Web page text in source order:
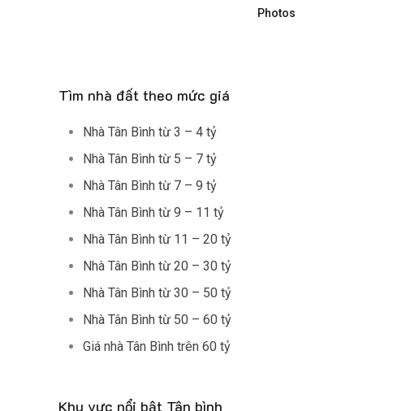
Photos
Tìm nhà đất theo mức giá
Nhà Tân Bình từ 3 – 4 tỷ
Nhà Tân Bình từ 5 – 7 tỷ
Nhà Tân Bình từ 7 – 9 tỷ
Nhà Tân Bình từ 9 – 11 tỷ
Nhà Tân Bình từ 11 – 20 tỷ
Nhà Tân Bình từ 20 – 30 tỷ
Nhà Tân Bình từ 30 – 50 tỷ
Nhà Tân Bình từ 50 – 60 tỷ
Giá nhà Tân Bình trên 60 tỷ
Khu vực nổi bật Tân bình